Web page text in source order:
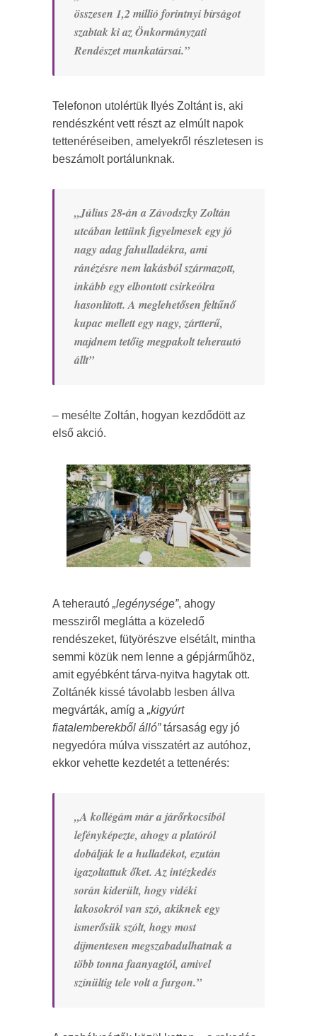
összesen 1,2 millió forintnyi bírságot
szabtak ki az Önkormányzati
Rendészet munkatársai.”
Telefonon utolértük Ilyés Zoltánt is, aki
rendészként vett részt az elmúlt napok
tettenéréseiben, amelyekről részletesen is
beszámolt portálunknak.
„Július 28-án a Závodszky Zoltán
utcában lettünk figyelmesek egy jó
nagy adag fahulladékra, ami
ránézésre nem lakásból származott,
inkább egy elbontott csirkeólra
hasonlított. A meglehetősen feltűnő
kupac mellett egy nagy, zártterű,
majdnem tetőig megpakolt teherautó
állt”
– mesélte Zoltán, hogyan kezdődött az
első akció.
A teherautó „legénysége”, ahogy
messziről meglátta a közeledő
rendészeket, fütyörészve elsétált, mintha
semmi közük nem lenne a gépjárműhöz,
amit egyébként tárva-nyitva hagytak ott.
Zoltánék kissé távolabb lesben állva
megvárták, amíg a „kigyúrt
fiatalemberekből álló”társaság egy jó
negyedóra múlva visszatért az autóhoz,
ekkor vehette kezdetét a tettenérés:
„A kollégám már a járőrkocsiból
lefényképezte, ahogy a platóról
dobálják le a hulladékot, ezután
igazoltattuk őket. Az intézkedés
során kiderült, hogy vidéki
lakosokról van szó, akiknek egy
ismerősük szólt, hogy most
díjmentesen megszabadulhatnak a
több tonna faanyagtól, amivel
színültig tele volt a furgon.”